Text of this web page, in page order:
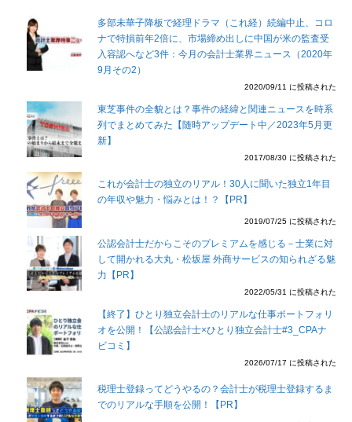
多部未華子降板で経理ドラマ（これ経）続編中止、コロ
ナで特損前年2倍に、市場締め出しに中国が米の監査受
入容認へなど3件：今月の会計士業界ニュース（2020年
9月その2）
2020/09/11 に投稿された
東芝事件の全貌とは？事件の経緯と関連ニュースを時系
列でまとめてみた【随時アップデート中／2023年5月更
新】
2017/08/30 に投稿された
これが会計士の独立のリアル！30人に聞いた独立1年目
の年収や魅力・悩みとは！？【PR】
2019/07/25 に投稿された
公認会計士だからこそのプレミアムを感じる－士業に対
して開かれる大丸・松坂屋 外商サービスの知られざる魅
力【PR】
2022/05/31 に投稿された
【終了】ひとり独立会計士のリアルな仕事ポートフォリ
オを公開！【公認会計士×ひとり独立会計士#3_CPAナ
ビコミ】
2026/07/17 に投稿された
税理士登録ってどうやるの？会計士が税理士登録するま
でのリアルな手順を公開！【PR】